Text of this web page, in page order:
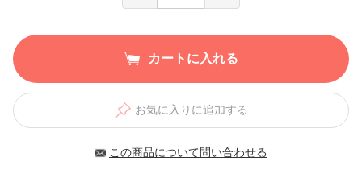
カートに入れる
お気に入りに追加する
この商品について問い合わせる